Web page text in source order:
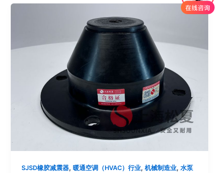
SJSD橡胶减震器,暖通空调（HVAC）行业,机械制造业,水泵